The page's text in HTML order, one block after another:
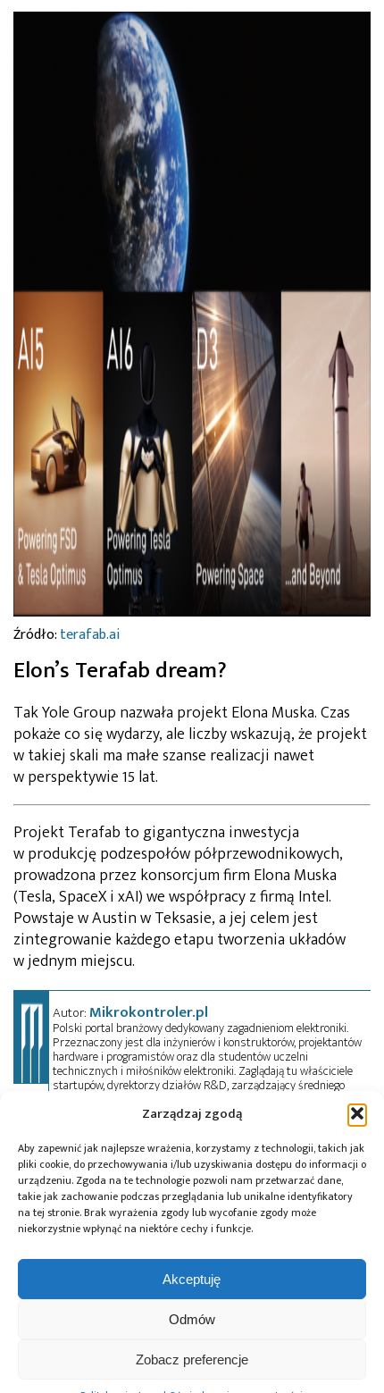
Zarządzaj zgodą
Aby zapewnić jak najlepsze wrażenia, korzystamy z technologii, takich jak
pliki cookie, do przechowywania i/lub uzyskiwania dostępu do informacji o
urządzeniu. Zgoda na te technologie pozwoli nam przetwarzać dane,
takie jak zachowanie podczas przeglądania lub unikalne identyfikatory
na tej stronie. Brak wyrażenia zgody lub wycofanie zgody może
niekorzystnie wpłynąć na niektóre cechy i funkcje.
Akceptuję
Odmów
Zobacz preferencje
Źródło:terafab.ai
Elon’s Terafab dream?
Tak Yole Group nazwała projekt Elona Muska. Czas
pokaże co się wydarzy, ale liczby wskazują, że projekt
w takiej skali ma małe szanse realizacji nawet
w perspektywie 15 lat.
Projekt Terafab to gigantyczna inwestycja
w produkcję podzespołów półprzewodnikowych,
prowadzona przez konsorcjum firm Elona Muska
(Tesla, SpaceX i xAI) we współpracy z firmą Intel.
Powstaje w Austin w Teksasie, a jej celem jest
zintegrowanie każdego etapu tworzenia układów
w jednym miejscu.
Autor:Mikrokontroler.pl
Polski portal branżowy dedykowany zagadnieniom elektroniki.
Przeznaczony jest dla inżynierów i konstruktorów, projektantów
hardware i programistów oraz dla studentów uczelni
technicznych i miłośników elektroniki. Zaglądają tu właściciele
startupów, dyrektorzy działów R&D, zarządzający średniego
szczebla i prezesi dużych przedsiębiorstw. Oprócz artykułów
technicznych, czytelnik znajdzie tu porady i pełne kursy
przedmiotowe, informacje o trendach w elektronice, a także
oferty pracy. Przeczyta wywiady, przejrzy aktualności z branży w
kraju i na świecie oraz zadeklaruje swój udział w wydarzeniach,
szkoleniach i konferencjach. Mikrokontroler.pl pełni również rolę
patrona medialnego imprez targowych, konkursów, hackathonów
i seminariów. Zapraszamy do współpracy!
Tagi:Apple,ASML,C.C. Wei,DUV,Elon Musk,fabryka
podzespołów półprzewodnikowych
EUV,Foundry,IFS,Intel,Intel Foundry Services,moc
Podzespoły półprzewodnikowe
Terafab,Tesla